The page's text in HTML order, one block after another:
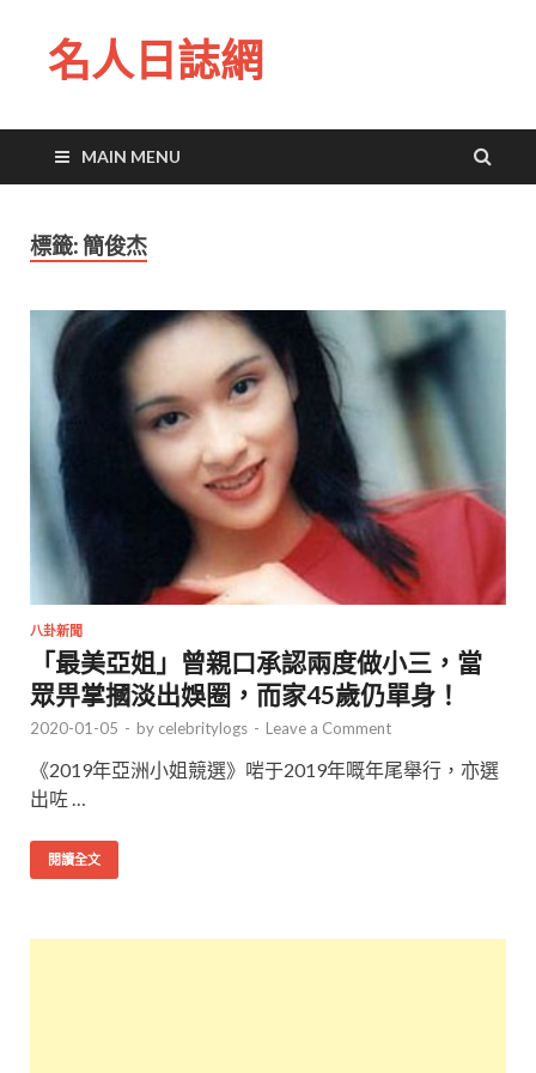
名人日誌網
MAIN MENU
標籤: 簡俊杰
八卦新聞
「最美亞姐」曾親口承認兩度做小三，當
眾畀掌摑淡出娛圈，而家45歲仍單身！
2020-01-05 - by celebritylogs - Leave a Comment
《2019年亞洲小姐競選》啱于2019年嘅年尾舉行，亦選
出咗 …
閱讀全文